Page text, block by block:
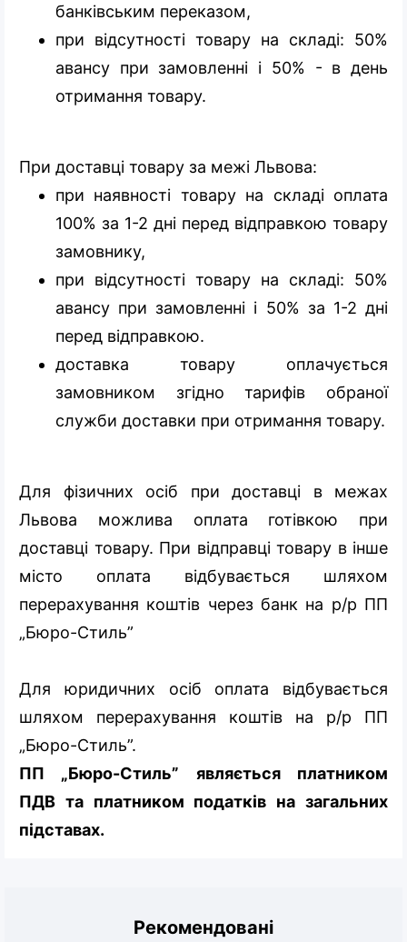
банківським переказом,
при відсутності товару на складі: 50%
авансу при замовленні і 50% - в день
отримання товару.
При доставці товару за межі Львова:
при наявності товару на складі оплата
100% за 1-2 дні перед відправкою товару
замовнику,
при відсутності товару на складі: 50%
авансу при замовленні і 50% за 1-2 дні
перед відправкою.
доставка товару оплачується
замовником згідно тарифів обраної
служби доставки при отримання товару.
Для фізичних осіб при доставці в межах
Львова можлива оплата готівкою при
доставці товару. При відправці товару в інше
місто оплата відбувається шляхом
перерахування коштів через банк на р/р ПП
„Бюро-Стиль”
Для юридичних осіб оплата відбувається
шляхом перерахування коштів на р/р ПП
„Бюро-Стиль”.
ПП „Бюро-Стиль” являється платником
ПДВ та платником податків на загальних
підставах.
Рекомендовані